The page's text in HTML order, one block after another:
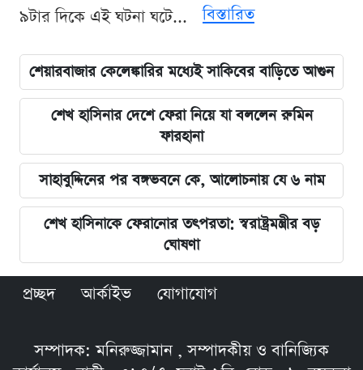
৯টার দিকে এই ঘটনা ঘটে...
বিস্তারিত
শেয়ারবাজার কেলেঙ্কারির মধ্যেই সাকিবের বাড়িতে আগুন
শেখ হাসিনার দেশে ফেরা নিয়ে যা বললেন রুমিন
ফারহানা
সাহাবুদ্দিনের পর বঙ্গভবনে কে, আলোচনায় যে ৬ নাম
শেখ হাসিনাকে ফেরানোর তৎপরতা: স্বরাষ্ট্রমন্ত্রীর বড়
ঘোষণা
প্রচ্ছদ আর্কাইভ যোগাযোগ
সম্পাদক: মনিরুজ্জামান , সম্পাদকীয় ও বানিজ্যিক